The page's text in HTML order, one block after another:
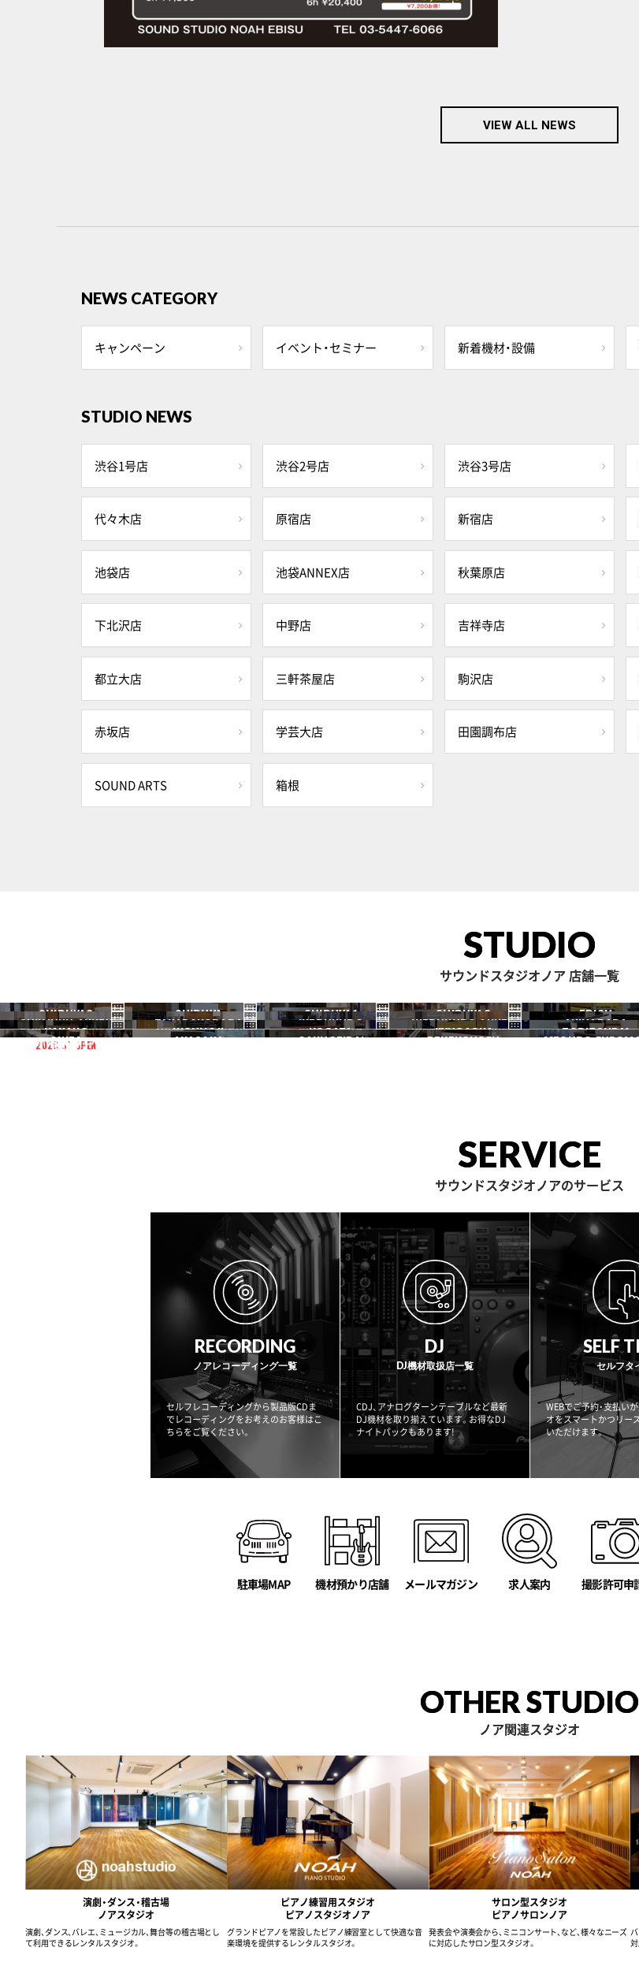
VIEW ALL NEWS
NEWS CATEGORY
キャンペーン イベント・セミナー 新着機材・設備
STUDIO NEWS
渋谷1号店 渋谷2号店 渋谷3号店
代々木店 原宿店 新宿店
池袋店 池袋ANNEX店 秋葉原店
下北沢店 中野店 吉祥寺店
都立大店 三軒茶屋店 駒沢店
赤坂店 学芸大店 田園調布店
SOUND ARTS 箱根
STUDIO
サウンドスタジオノア 店舗一覧
SHIBUYA3
渋谷3号
2026.07 OPEN
SHIBUYA
渋谷本店
SHIBUYA1
渋谷1号
SHIBUYA2
渋谷2号
EBISU
恵比寿
SHINJUKU ANNEX
新宿ANNEX
TAKADANOBABA
高田馬場
IKEBUKURO
池袋
IKEBUKURO ANNEX
池袋ANNEX
AKIHABARA
秋葉原
NAKANO
中野
KICHIJOJI NOGATA JIYUGAOKA TORITSUDAI
GINZA AKASAKA GAKUGEIDAI DENENCHOFU MEGURO
SERVICE
サウンドスタジオノアのサービス
RECORDING
ノアレコーディング一覧
セルフレコーディングから製品版CDま
でレコーディングをお考えのお客様はこ
ちらをご覧ください。
DJ
DJ機材取扱店一覧
CDJ、アナログターンテーブルなど最新
DJ機材を取り揃えています。お得なDJ
ナイトパックもあります!
SELF
セルフタ
WEBでご予約・支払い
オをスマートかつリー
いただけます。
駐車場MAP 機材預かり店舗 メールマガジン 求人案内 撮影許可申
OTHER STUDIO
ノア関連スタジオ
演劇・ダンス・稽古場
ノアスタジオ
演劇、ダンス、バレエ、ミュージカル、舞台等の稽古場とし
て利用できるレンタルスタジオ。
ピアノ練習用スタジオ
ピアノスタジオノア
グランドピアノを常設したピアノ練習室として快適な音
楽環境を提供するレンタルスタジオ。
サロン型スタジオ
ピアノサロンノア
発表会や演奏会から、ミニコンサート、など、様々なニーズ
に対応したサロン型スタジオ。